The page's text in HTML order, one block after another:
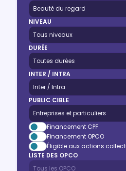
NIVEAU
DURÉE
INTER / INTRA
PUBLIC CIBLE
Financement CPF
Financement OPCO
Éligible aux actions
LISTE DES OPCO